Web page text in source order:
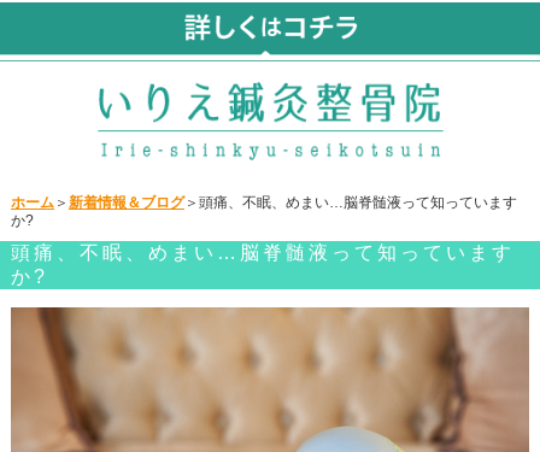
ホーム＞ 新着情報＆ブログ＞頭痛、不眠、めまい…脳脊髄液って知っています
か?
頭痛、不眠、めまい…脳脊髄液って知っています
か?